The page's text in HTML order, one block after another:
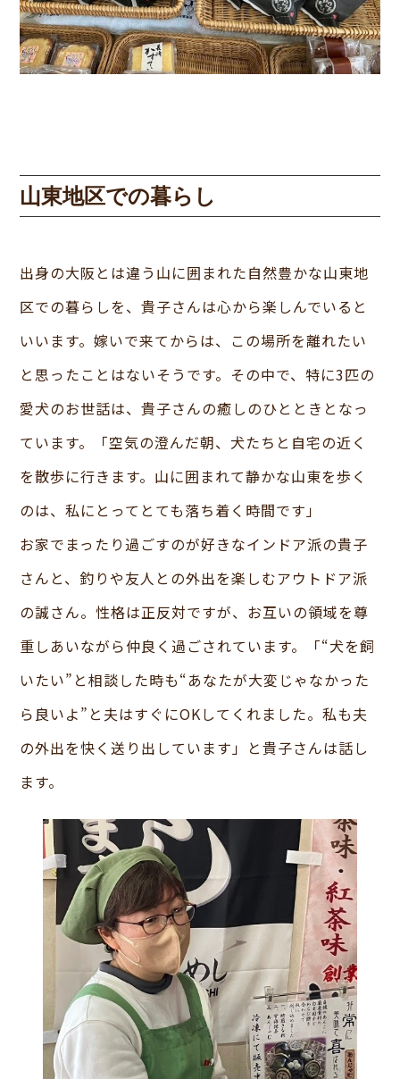
山東地区での暮らし
出身の大阪とは違う山に囲まれた自然豊かな山東地
区での暮らしを、貴子さんは心から楽しんでいると
いいます。嫁いで来てからは、この場所を離れたい
と思ったことはないそうです。その中で、特に3匹の
愛犬のお世話は、貴子さんの癒しのひとときとなっ
ています。「空気の澄んだ朝、犬たちと自宅の近く
を散歩に行きます。山に囲まれて静かな山東を歩く
のは、私にとってとても落ち着く時間です」
お家でまったり過ごすのが好きなインドア派の貴子
さんと、釣りや友人との外出を楽しむアウトドア派
の誠さん。性格は正反対ですが、お互いの領域を尊
重しあいながら仲良く過ごされています。「“犬を飼
いたい”と相談した時も“あなたが大変じゃなかった
ら良いよ”と夫はすぐにOKしてくれました。私も夫
の外出を快く送り出しています」と貴子さんは話し
ます。